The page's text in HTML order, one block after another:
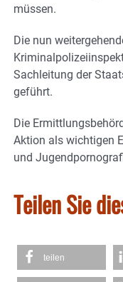
müssen.
Die nun
Sachleitung der
geführt.
Die
Aktion als wichtigen
und
Teilen Sie
teilen